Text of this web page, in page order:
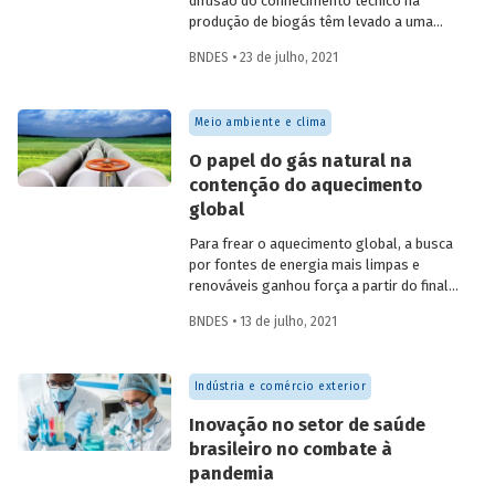
produção de biogás têm levado a uma
em operação e no volume produzido no
tímido diante do potencial de geração que
um país com um agronegócio tão
desenvolvido pode atingir. Entenda como
resíduos e efluentes das diferentes
atividades agropecuárias podem
contribuir para ampliar a geração de
BNDES • 23 de julho, 2021
Meio ambiente e clima
O papel do gás natural na
contenção do aquecimento
global
Para frear o aquecimento global, a busca
por fontes de energia mais limpas e
renováveis ganhou força a partir do final
mundial de redução das emissões de CO
energética segue crescendo, o gás
natural desponta como combustível
capaz de apoiar a transição para a
economia de baixo carbono, aproveitando
a infraestrutura já existente com menor
impacto ambiental do que outros
BNDES • 13 de julho, 2021
Indústria e comércio exterior
Inovação no setor de saúde
brasileiro no combate à
pandemia